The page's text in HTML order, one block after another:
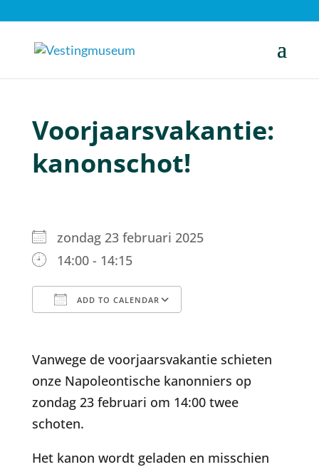
Voorjaarsvakantie:
kanonschot!
zondag 23 februari 2025
14:00 - 14:15
ADD TO CALENDAR
Vanwege de voorjaarsvakantie schieten
onze Napoleontische kanonniers op
zondag 23 februari om 14:00 twee
schoten.
Het kanon wordt geladen en misschien